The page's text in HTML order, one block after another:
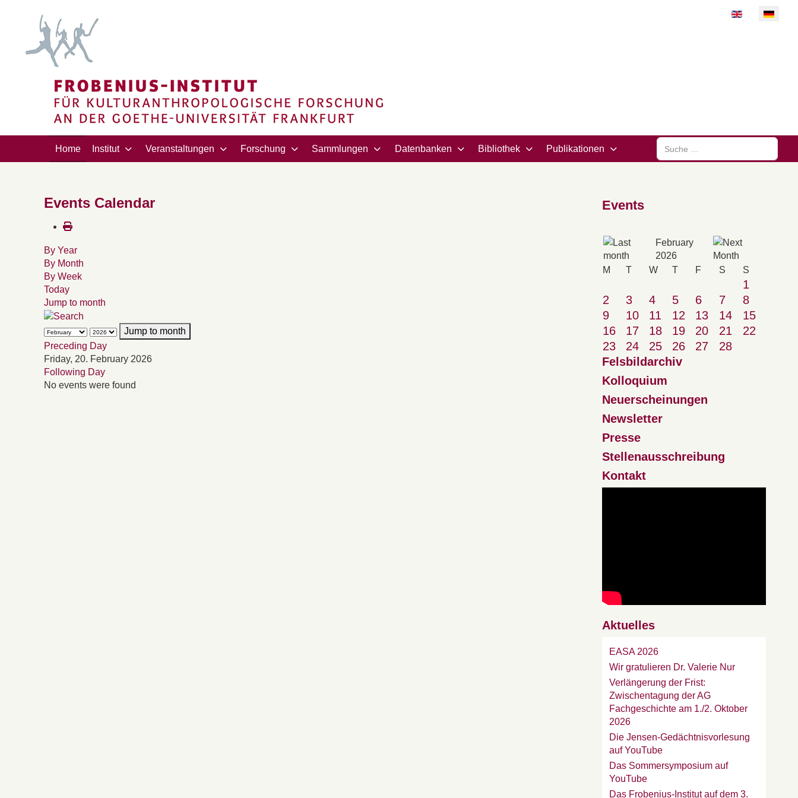
Sprache
Home Institut Veranstaltungen Forschung Sammlungen Datenbanken Bibliothek Publikationen
Suchen
Events Calendar
By Year
By Month
By Week
Today
Jump to month
Jump to month
Preceding Day
Friday, 20. February 2026
Following Day
No events were found
Events
February
2026
M T W T F S S
1
2
3 4 5 6 7
8
9
10 11 12 13 14
15
16
17 18 19 20 21
22
23
24 25 26 27
28
Felsbildarchiv
Kolloquium
Neuerscheinungen
Newsletter
Presse
Stellenausschreibung
Kontakt
Aktuelles
EASA 2026
Wir gratulieren Dr. Valerie Nur
Verlängerung der Frist:
Zwischentagung der AG
Fachgeschichte am 1./2. Oktober
2026
Die Jensen-Gedächtnisvorlesung
auf YouTube
Das Sommersymposium auf
YouTube
Das Frobenius-Institut auf dem 3.